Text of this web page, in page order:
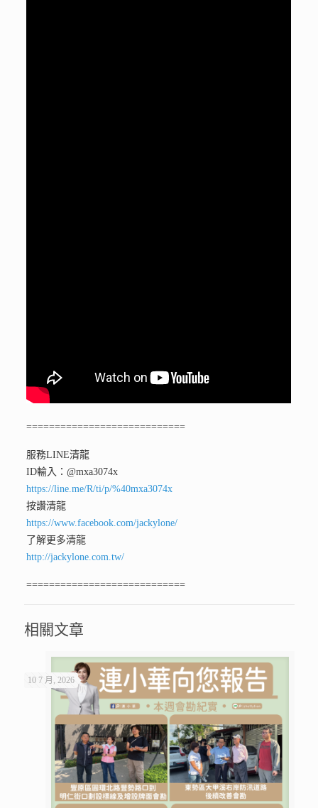
============================
服務LINE清龍
ID輸入：@mxa3074x
https://line.me/R/ti/p/%40mxa3074x
按讚清龍
https://www.facebook.com/jackylone/
了解更多清龍
http://jackylone.com.tw/
============================
相關文章
10 7 月, 2026